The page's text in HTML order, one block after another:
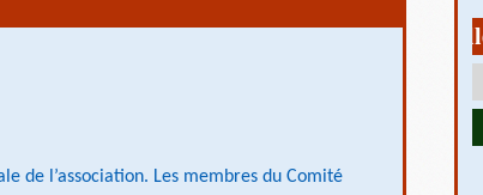
de l’association. Les membres du Comité